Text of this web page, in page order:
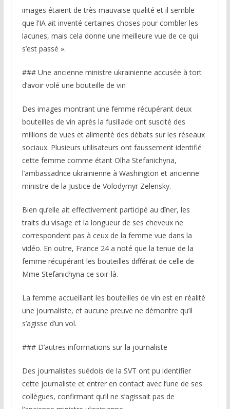
images étaient de très mauvaise qualité et il semble
que l’IA ait inventé certaines choses pour combler les
lacunes, mais cela donne une meilleure vue de ce qui
s’est passé ».
### Une ancienne ministre ukrainienne accusée à tort
d’avoir volé une bouteille de vin
Des images montrant une femme récupérant deux
bouteilles de vin après la fusillade ont suscité des
millions de vues et alimenté des débats sur les réseaux
sociaux. Plusieurs utilisateurs ont faussement identifié
cette femme comme étant Olha Stefanichyna,
l’ambassadrice ukrainienne à Washington et ancienne
ministre de la Justice de Volodymyr Zelensky.
Bien qu’elle ait effectivement participé au dîner, les
traits du visage et la longueur de ses cheveux ne
correspondent pas à ceux de la femme vue dans la
vidéo. En outre, France 24 a noté que la tenue de la
femme récupérant les bouteilles différait de celle de
Mme Stefanichyna ce soir-là.
La femme accueillant les bouteilles de vin est en réalité
une journaliste, et aucune preuve ne démontre qu’il
s’agisse d’un vol.
### D’autres informations sur la journaliste
Des journalistes suédois de la SVT ont pu identifier
cette journaliste et entrer en contact avec l’une de ses
collègues, confirmant qu’il ne s’agissait pas de